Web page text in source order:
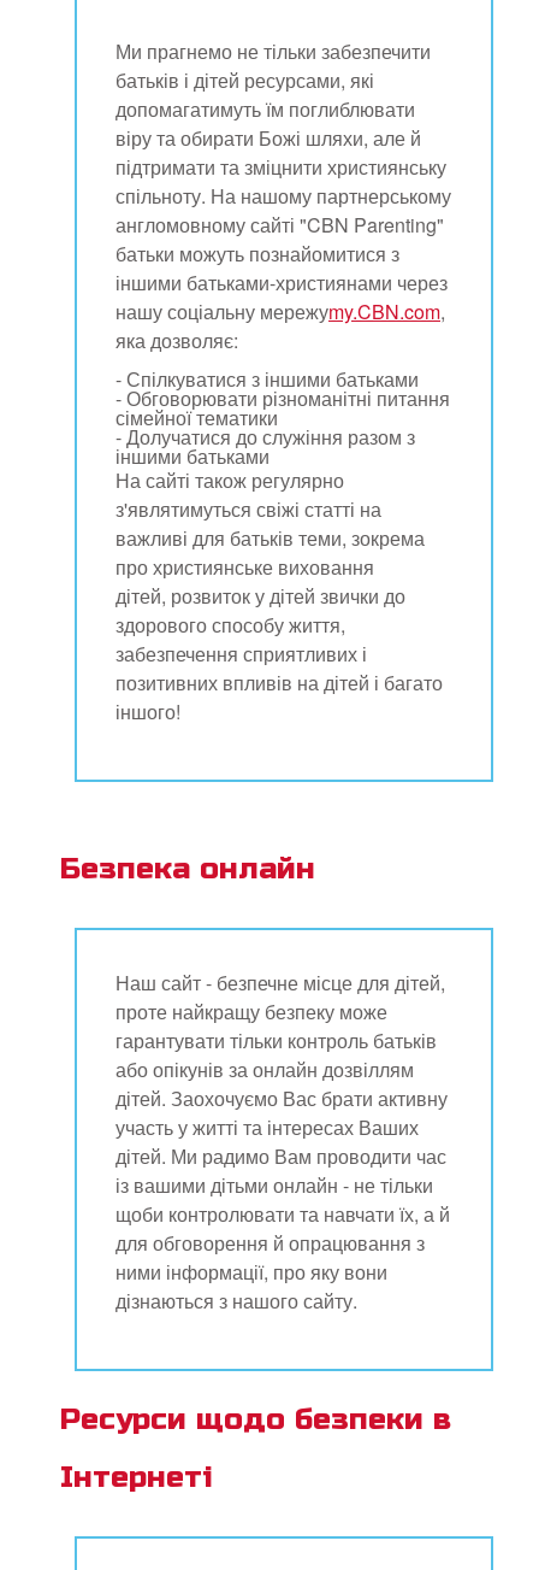
Ми прагнемо не тільки забезпечити
батьків і дітей ресурсами, які
допомагатимуть їм поглиблювати
віру та обирати Божі шляхи, але й
підтримати та зміцнити християнську
спільноту. На нашому партнерському
англомовному сайті "CBN Parenting"
батьки можуть познайомитися з
іншими батьками-християнами через
нашу соціальну мережуmy.CBN.com,
яка дозволяє:
- Спілкуватися з іншими батьками
- Обговорювати різноманітні питання
сімейної тематики
- Долучатися до служіння разом з
іншими батьками
На сайті також регулярно
з'являтимуться свіжі статті на
важливі для батьків теми, зокрема
про християнське виховання
дітей, розвиток у дітей звички до
здорового способу життя,
забезпечення сприятливих і
позитивних впливів на дітей і багато
іншого!
Безпека онлайн
Наш сайт - безпечне місце для дітей,
проте найкращу безпеку може
гарантувати тільки контроль батьків
або опікунів за онлайн дозвіллям
дітей. Заохочуємо Вас брати активну
участь у житті та інтересах Ваших
дітей. Ми радимо Вам проводити час
із вашими дітьми онлайн - не тільки
щоби контролювати та навчати їх, а й
для обговорення й опрацювання з
ними інформації, про яку вони
дізнаються з нашого сайту.
Ресурси щодо безпеки в
Інтернеті